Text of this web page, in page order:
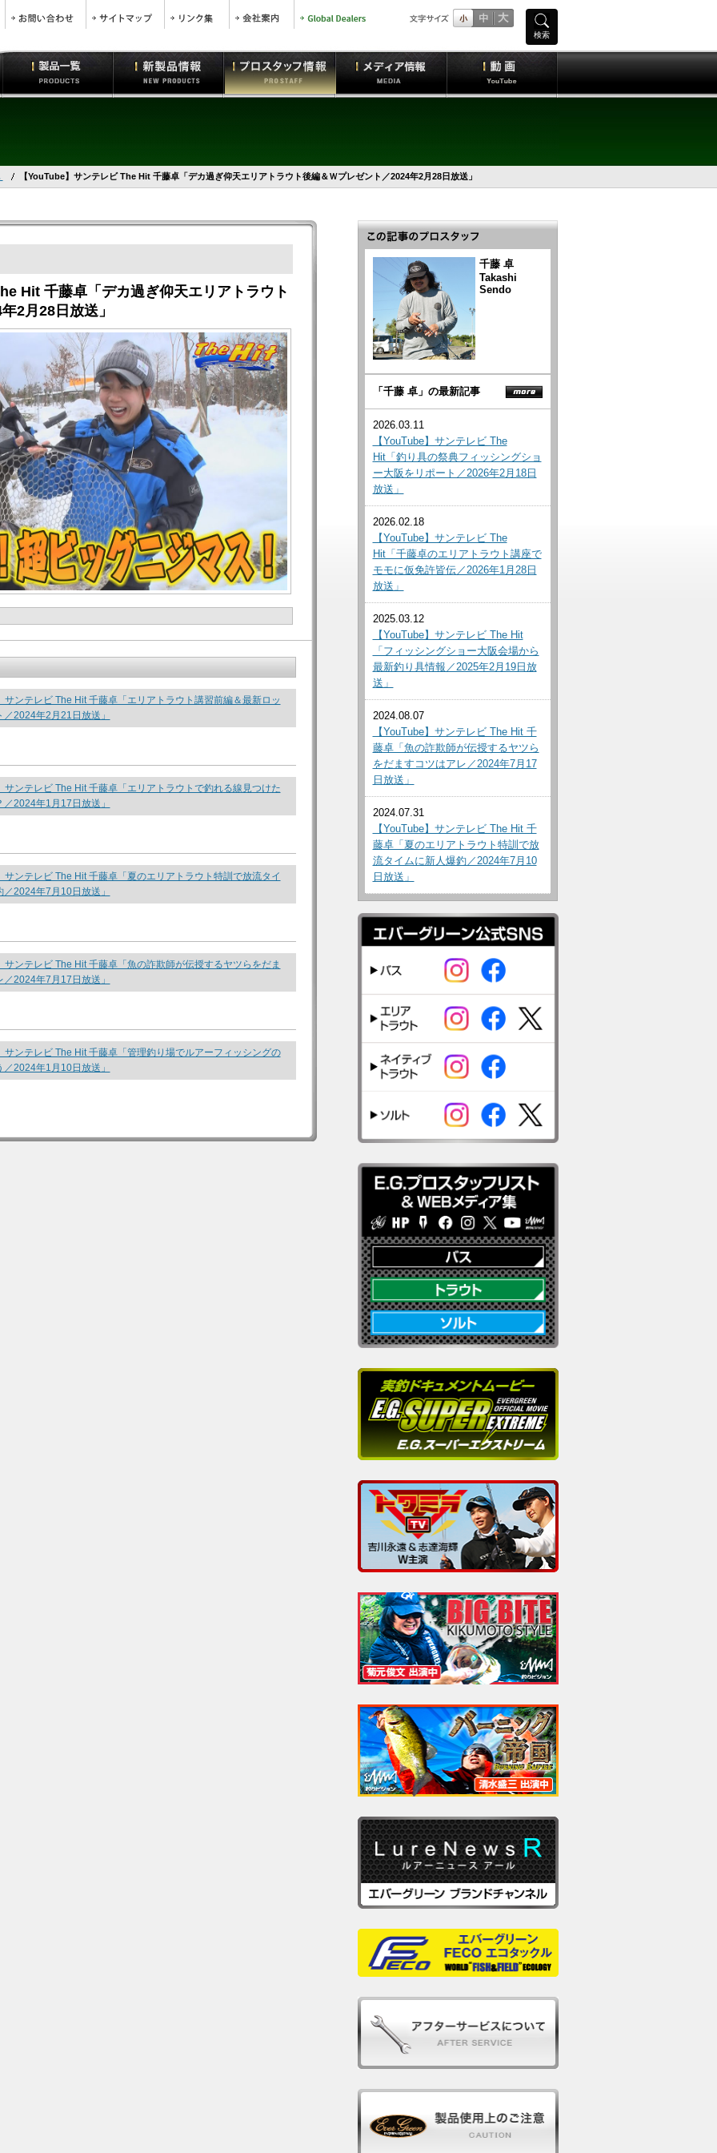
検索
【YouTube】サンテレビ The Hit 千藤卓「デカ過ぎ仰天エリアトラウト後編＆Ｗプレゼント／2024年2月28日放送」
Hit 千藤卓「デカ過ぎ仰天エリアトラウト
2月28日放送」
サンテレビ The Hit 千藤卓「エリアトラウト講習前編＆最新ロッ
2024年2月21日放送」
サンテレビ The Hit 千藤卓「エリアトラウトで釣れる線見つけた
2024年1月17日放送」
サンテレビ The Hit 千藤卓「夏のエリアトラウト特訓で放流タイ
2024年7月10日放送」
サンテレビ The Hit 千藤卓「魚の詐欺師が伝授するヤツらをだま
2024年7月17日放送」
サンテレビ The Hit 千藤卓「管理釣り場でルアーフィッシングの
2024年1月10日放送」
千藤 卓
Takashi
Sendo
「千藤 卓」の最新記事
2026.03.11
【YouTube】サンテレビ The
Hit「釣り具の祭典フィッシングショ
ー大阪をリポート／2026年2月18日
放送」
2026.02.18
【YouTube】サンテレビ The
Hit「千藤卓のエリアトラウト講座で
モモに仮免許皆伝／2026年1月28日
放送」
2025.03.12
【YouTube】サンテレビ The Hit
「フィッシングショー大阪会場から
最新釣り具情報／2025年2月19日放
送」
2024.08.07
【YouTube】サンテレビ The Hit 千
藤卓「魚の詐欺師が伝授するヤツら
をだますコツはアレ／2024年7月17
日放送」
2024.07.31
【YouTube】サンテレビ The Hit 千
藤卓「夏のエリアトラウト特訓で放
流タイムに新人爆釣／2024年7月10
日放送」